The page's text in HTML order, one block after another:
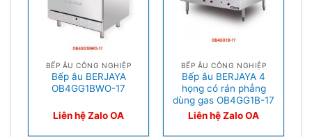
BẾP ÂU CÔNG NGHIỆP
Bếp âu BERJAYA
OB4GG1BWO-17
Liên hệ Zalo OA
BẾP ÂU CÔNG NGHIỆP
Bếp âu BERJAYA 4
họng có rán phẳng
dùng gas OB4GG1B-17
Liên hệ Zalo OA